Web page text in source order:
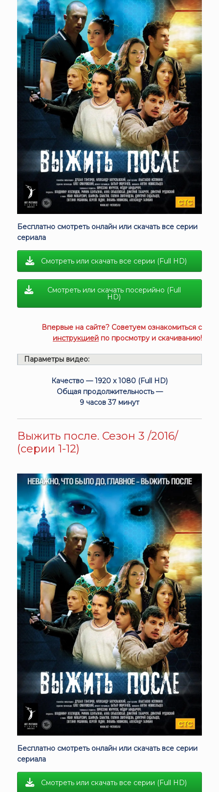
Бесплатно смотреть онлайн или скачать все серии
сериала
Смотреть или скачать все серии (Full HD)
Смотреть или скачать посерийно (Full
HD)
Впервые на сайте? Советуем ознакомиться с
инструкцией по просмотру и скачиванию!
Параметры видео:
Качество — 1920 x 1080 (Full HD)
Общая продолжительность —
9 часов 37 минут
Выжить после. Сезон 3 /2016/
(серии 1-12)
Бесплатно смотреть онлайн или скачать все серии
сериала
Смотреть или скачать все серии (Full HD)